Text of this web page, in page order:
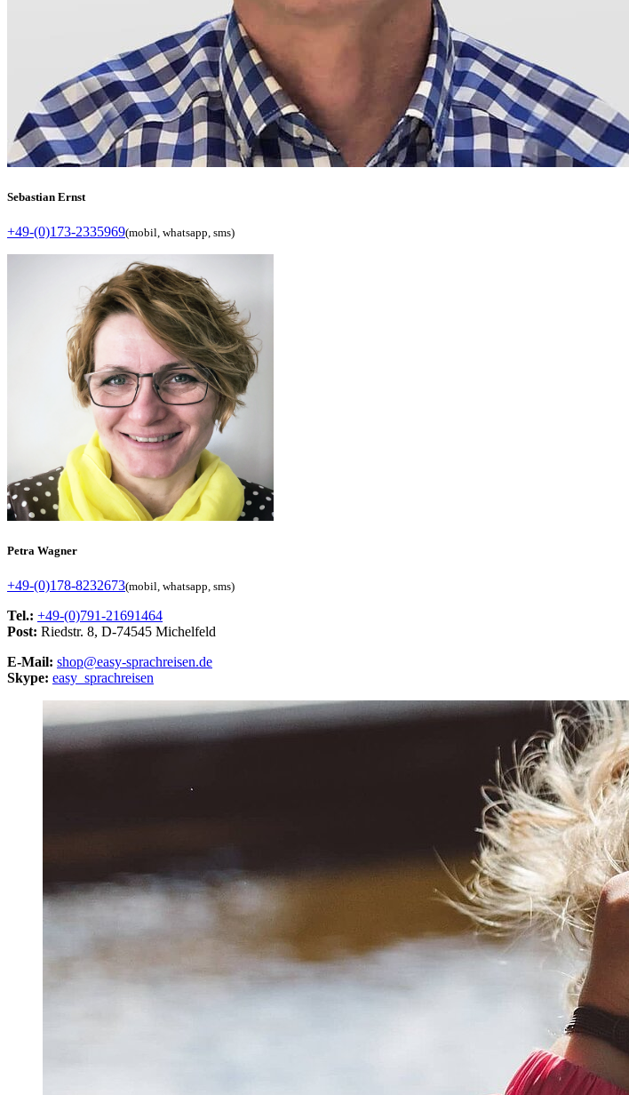
Sebastian Ernst
+49-(0)173-2335969(mobil, whatsapp, sms)
Petra Wagner
+49-(0)178-8232673(mobil, whatsapp, sms)
Tel.: +49-(0)791-21691464
Post: Riedstr. 8, D-74545 Michelfeld
E-Mail: shop@easy-sprachreisen.de
Skype: easy_sprachreisen